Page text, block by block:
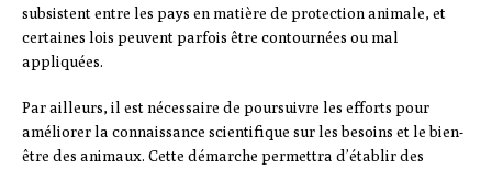
subsistent entre les pays en matière de protection animale, et
certaines lois peuvent parfois être contournées ou mal
appliquées.
Par ailleurs, il est nécessaire de poursuivre les efforts pour
améliorer la connaissance scientifique sur les besoins et le bien-
être des animaux. Cette démarche permettra d’établir des